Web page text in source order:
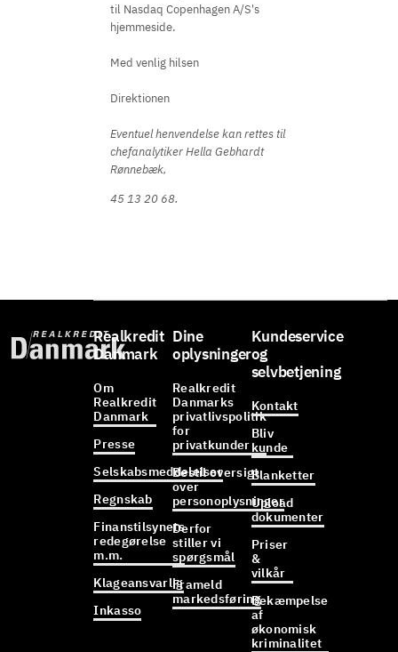
til Nasdaq Copenhagen A/S's
hjemmeside.
Med venlig hilsen
Direktionen
Eventuel henvendelse kan rettes til
chefanalytiker Hella Gebhardt
Rønnebæk,
45 13 20 68.
Realkredit
Danmark
Om
Realkredit
Danmark
Presse
Selskabsmeddelelser
Regnskab
Finanstilsynets
redegørelse
m.m.
Klageansvarlig
Inkasso
Dine
oplysninger
Realkredit
Danmarks
privatlivspolitik
for
privatkunder
Bestil oversigt
over
personoplysninger
Derfor
stiller vi
spørgsmål
Frameld
markedsføring
Kundeservice
og
selvbetjening
Kontakt
Bliv
kunde
Blanketter
Upload
dokumenter
Priser
&
vilkår
Bekæmpelse
af
økonomisk
kriminalitet